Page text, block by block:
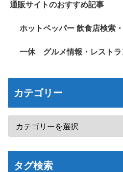
通販サイトのおすすめ記事
ホットペッパー 飲食店検索
一休 グルメ情報・レストラ
カテゴリー
タグ検索